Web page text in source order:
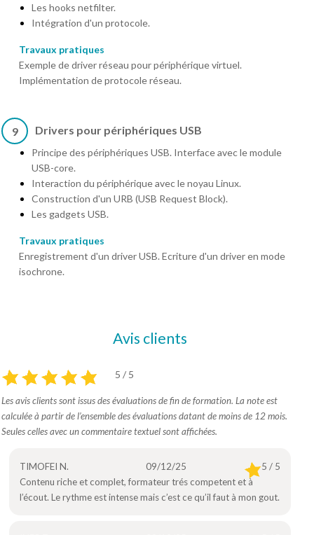
Les hooks netfilter.
Intégration d'un protocole.
Travaux pratiques
Exemple de driver réseau pour périphérique virtuel.
Implémentation de protocole réseau.
9 Drivers pour périphériques USB
Principe des périphériques USB. Interface avec le module
USB-core.
Interaction du périphérique avec le noyau Linux.
Construction d'un URB (USB Request Block).
Les gadgets USB.
Travaux pratiques
Enregistrement d'un driver USB. Ecriture d'un driver en mode
isochrone.
Avis clients
5 / 5
Les avis clients sont issus des évaluations de fin de formation. La note est
calculée à partir de l’ensemble des évaluations datant de moins de 12 mois.
Seules celles avec un commentaire textuel sont affichées.
TIMOFEI N. 09/12/25
5 / 5
Contenu riche et complet, formateur trés competent et à
l’écout. Le rythme est intense mais c’est ce qu’il faut à mon gout.